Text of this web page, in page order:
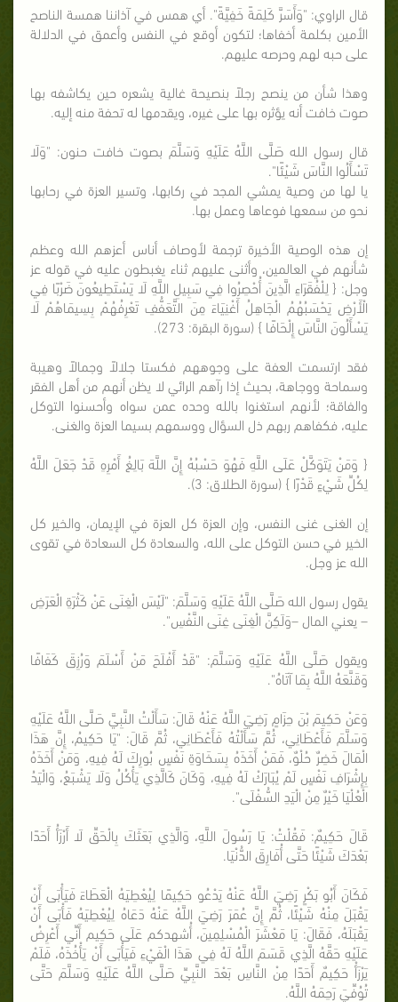
قال الراوي: "وَأَسَرَّ كَلِمَةً خَفِيَّةً". أي همس في آذاننا همسة الناصح
الأمين بكلمة أخفاها؛ لتكون أوقع في النفس وأعمق في الدلالة
على حبه لهم وحرصه عليهم.
وهذا شأن من ينصح رجلاً بنصيحة غالية يشعره حين يكاشفه بها
صوت خافت أنه يؤثره بها على غيره، ويقدمها له تحفة منه إليه.
قال رسول الله صَلَّى اللَّهُ عَلَيْهِ وَسَلَّمَ بصوت خافت حنون: "وَلَا
تَسْأَلُوا النَّاسَ شَيْئًا".
يا لها من وصية يمشي المجد في ركابها، وتسير العزة في رحابها
نحو من سمعها فوعاها وعمل بها.
إن هذه الوصية الأخيرة ترجمة لأوصاف أناس أعزهم الله وعظم
شأنهم في العالمين، وأثنى عليهم ثناء يغبطون عليه في قوله عز
وجل: { لِلْفُقَرَاءِ الَّذِينَ أُحْصِرُوا فِي سَبِيلِ اللَّهِ لَا يَسْتَطِيعُونَ ضَرْبًا فِي
الْأَرْضِ يَحْسَبُهُمُ الْجَاهِلُ أَغْنِيَاءَ مِنَ التَّعَفُّفِ تَعْرِفُهُمْ بِسِيمَاهُمْ لَا
يَسْأَلُونَ النَّاسَ إِلْحَافًا } (سورة البقرة: 273).
فقد ارتسمت العفة على وجوههم فكستا جلالاً وجمالاً وهيبة
وسماحة ووجاهة، بحيث إذا رآهم الرائي لا يظن أنهم من أهل الفقر
والفاقة؛ لأنهم استغنوا بالله وحده عمن سواه وأحسنوا التوكل
عليه، فكفاهم ربهم ذل السؤال ووسمهم بسيما العزة والغنى.
{ وَمَنْ يَتَوَكَّلْ عَلَى اللَّهِ فَهُوَ حَسْبُهُ إِنَّ اللَّهَ بَالِغُ أَمْرِهِ قَدْ جَعَلَ اللَّهُ
لِكُلِّ شَيْءٍ قَدْرًا } (سورة الطلاق: 3).
إن الغنى غنى النفس، وإن العزة كل العزة في الإيمان، والخير كل
الخير في حسن التوكل على الله، والسعادة كل السعادة في تقوى
الله عز وجل.
يقول رسول الله صَلَّى اللَّهُ عَلَيْهِ وَسَلَّمَ: "لَيْسَ الْغِنَى عَنْ كَثْرَةِ الْعَرَضِ
– يعني المال –وَلَكِنَّ الْغِنَى غِنَى النَّفْسِ".
ويقول صَلَّى اللَّهُ عَلَيْهِ وَسَلَّمَ: "قَدْ أَفْلَحَ مَنْ أَسْلَمَ وَرُزِقَ كَفَافًا
وَقَنَّعَهُ اللَّهُ بِمَا آتَاهُ".
وَعَنْ حَكِيمَ بْنَ حِزَامٍ رَضِيَ اللَّهُ عَنْهُ قَالَ: سَأَلْتُ النَّبِيَّ صَلَّى اللَّهُ عَلَيْهِ
وَسَلَّمَ فَأَعْطَانِي، ثُمَّ سَأَلْتُهُ فَأَعْطَانِي، ثُمَّ قَالَ: "يَا حَكِيمُ، إِنَّ هَذَا
الْمَالَ خَضِرٌ حُلْوٌ، فَمَنْ أَخَذَهُ بِسَخَاوَةِ نَفْسٍ بُورِكَ لَهُ فِيهِ، وَمَنْ أَخَذَهُ
بِإِشْرَافِ نَفْسٍ لَمْ يُبَارَكْ لَهُ فِيهِ، وَكَانَ كَالَّذِي يَأْكُلُ وَلَا يَشْبَعُ، وَالْيَدُ
الْعُلْيَا خَيْرٌ مِنْ الْيَدِ السُّفْلَى".
قَالَ حَكِيمٌ: فَقُلْتُ: يَا رَسُولَ اللَّهِ، وَالَّذِي بَعَثَكَ بِالْحَقِّ لَا أَرْزَأُ أَحَدًا
بَعْدَكَ شَيْئًا حَتَّى أُفَارِقَ الدُّنْيَا.
فَكَانَ أَبُو بَكْرٍ رَضِيَ اللَّهُ عَنْهُ يَدْعُو حَكِيمًا لِيُعْطِيَهُ الْعَطَاءَ فَيَأْبَى أَنْ
يَقْبَلَ مِنْهُ شَيْئًا، ثُمَّ إِنَّ عُمَرَ رَضِيَ اللَّهُ عَنْهُ دَعَاهُ لِيُعْطِيَهُ فَأْبَى أَنْ
يَقْبَلَهُ، فَقَالَ: يَا مَعْشَرَ الْمُسْلِمِينَ، أُشهدكم عَلَى حَكِيم أَنِّي أَعْرِضُ
عَلَيْهِ حَقَّهُ الَّذِي قَسَمَ اللَّهُ لَهُ فِي هَذَا الْفَيْءِ فَيَأْبَى أَنْ يَأْخُذَهُ، فَلَمْ
يَرْزَأْ حَكِيمٌ أَحَدًا مِنْ النَّاسِ بَعْدَ النَّبِيِّ صَلَّى اللَّهُ عَلَيْهِ وَسَلَّمَ حَتَّى
تُوُفِّيَ رَحِمَهُ اللَّهُ.